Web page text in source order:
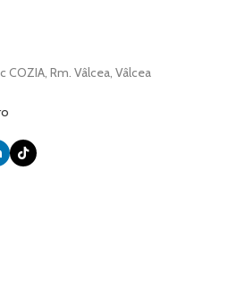
COZIA, Rm. Vâlcea, Vâlcea